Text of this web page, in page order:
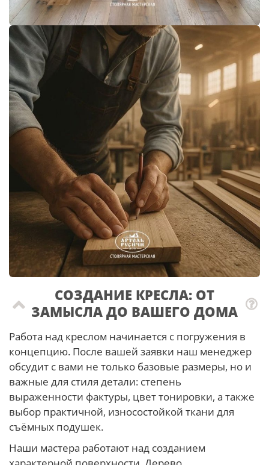
СОЗДАНИЕ КРЕСЛА: ОТ
ЗАМЫСЛА ДО ВАШЕГО ДОМА
Работа над креслом начинается с погружения в
концепцию. После вашей заявки наш менеджер
обсудит с вами не только базовые размеры, но и
важные для стиля детали: степень
выраженности фактуры, цвет тонировки, а также
выбор практичной, износостойкой ткани для
съёмных подушек.
Наши мастера работают над созданием